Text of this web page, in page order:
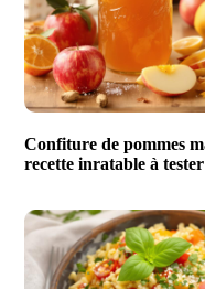
Confiture de pommes
recette inratable à